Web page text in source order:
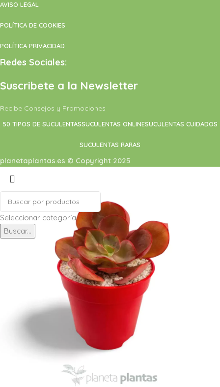
AVISO LEGAL
POLÍTICA DE COOKIES
POLÍTICA PRIVACIDAD
Redes Sociales:
Suscribete a la Newsletter
Recibe Consejos y Promociones
50 TIPOS DE SUCULENTASSUCULENTAS ONLINESUCULENTAS CUIDADOS
SUCULENTAS RARAS
planetaplantas.es © Copyright 2025
Seleccionar categoría
Buscar...